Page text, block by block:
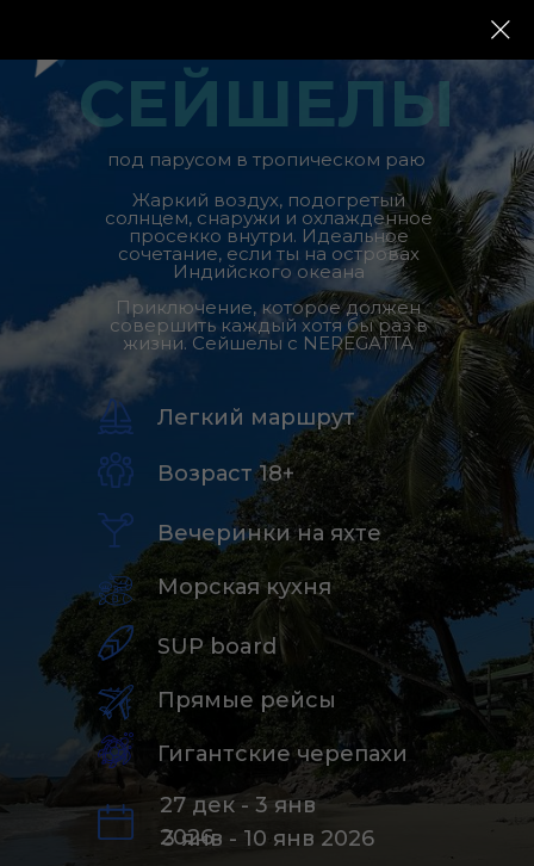
СЕЙШЕЛЫ
под парусом в тропическом раю
Жаркий воздух, подогретый
солнцем, снаружи и охлажденное
просекко внутри. Идеальное
сочетание, если ты на островах
Индийского океана
Приключение, которое должен
совершить каждый хотя бы раз в
жизни. Сейшелы с NEREGATTA
Легкий маршрут
Возраст 18+
Вечеринки на яхте
Морская кухня
SUP board
Прямые рейсы
Гигантские черепахи
27 дек - 3 янв
2026
3 янв - 10 янв 2026